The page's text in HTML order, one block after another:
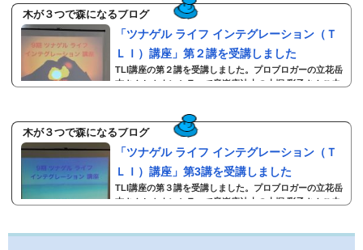
人生の主導権を自分自身に取り戻し、自分の意志を実現
して生きる。 ・これからの世の中に、本当に人が幸せに
なる新しい価値を創り出し、自ら生きて発信する人にな
る。 ・そのために「あり方」と「やり方」を統合する。
第１講では，まず「あり方」についての講座でした。ま
ずは，自分自身と向き合い，自分を理解するこ...
木が３つで森になるブログ
「ツナゲル ライフ インテグレーション（Ｔ
ＬＩ）講座」第２講を受講しました
TLI講座の第２講を受講しました。プロブロガーの立花岳
志さんとカウンセラーで音楽療法士の大塚 彩子さんご夫
に取り戻し、自分の意志を実現して生きる。 ・これから
の世の中に、本当に人が幸せになる新しい価値を創り出
し、自ら生きて発信する人になる。 ・そのために「あり
方」と「やり方」を統合する。第１講の記事はこちら第
２講では，第１講でも触れたビリーフについての深堀、
無自覚にそれが現実に投影されていることに...
木が３つで森になるブログ
「ツナゲル ライフ インテグレーション（Ｔ
ＬＩ）講座」第3講を受講しました
TLI講座の第３講を受講しました。プロブロガーの立花岳
志さんとカウンセラーで音楽療法士の大塚 彩子さんご夫